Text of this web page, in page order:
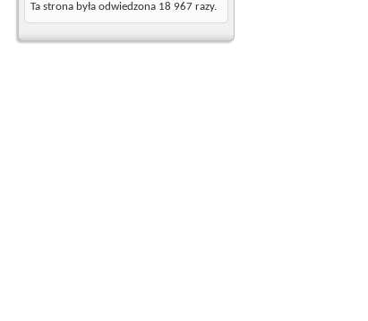
Ta strona była odwiedzona 18 967 razy.